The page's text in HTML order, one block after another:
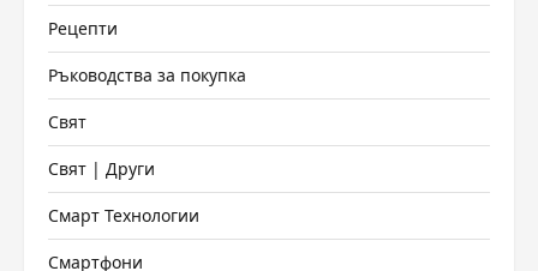
Рецепти
Ръководства за покупка
Свят
Свят | Други
Смарт Технологии
Смартфони